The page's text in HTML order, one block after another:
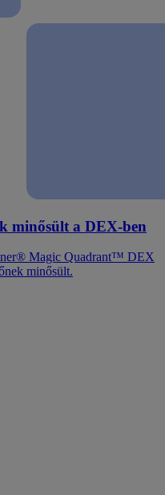
minősült a DEX-ben
Magic Quadrant™ DEX
minősült.